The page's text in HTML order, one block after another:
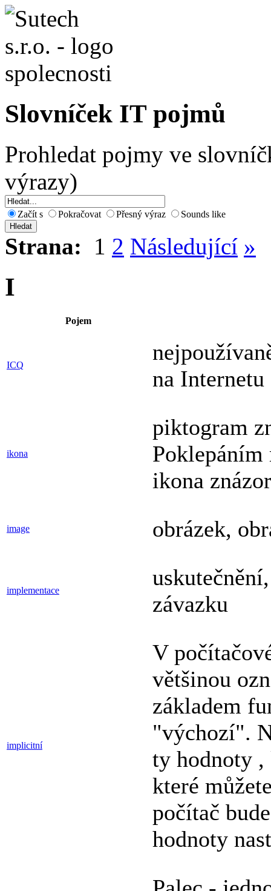
Slovníček IT pojmů
Prohledat pojmy ve
výrazy)
Začít s Pokračovat Přesný výraz Sounds like
Strana: 1 2 Následující »
I
Pojem
ICQ
na Internetu
ikona
piktogram
ikona
image obrázek,
implementace
závazku
implicitní
V
většinou
základem
"výchozí".
ty hodnoty ,
které
počítač
hodnoty